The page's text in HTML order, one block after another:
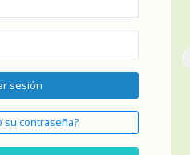
sesión
su contraseña?